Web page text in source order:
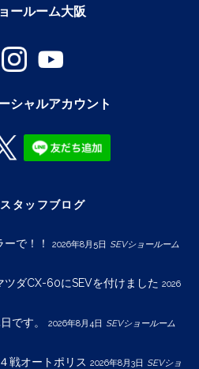
ールーム大阪
シャルアカウント
タッフブログ
で！！ 2026年8月5日 SEVショールーム
ダCX-60にSEVを付けました 2026
です。 2026年8月4日 SEVショールーム
戦オートポリス 2026年8月3日 SEVショ